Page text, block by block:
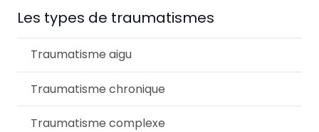
Les types de traumatismes
Traumatisme aigu
Traumatisme chronique
Traumatisme complexe